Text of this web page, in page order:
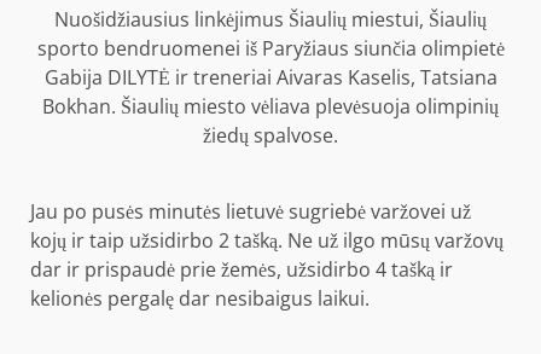
Nuošidžiausius linkėjimus Šiaulių miestui, Šiaulių
sporto bendruomenei iš Paryžiaus siunčia olimpietė
Gabija DILYTĖ ir treneriai Aivaras Kaselis, Tatsiana
Bokhan. Šiaulių miesto vėliava plevėsuoja olimpinių
žiedų spalvose.
Jau po pusės minutės lietuvė sugriebė varžovei už
kojų ir taip užsidirbo 2 tašką. Ne už ilgo mūsų varžovų
dar ir prispaudė prie žemės, užsidirbo 4 tašką ir
kelionės pergalę dar nesibaigus laikui.